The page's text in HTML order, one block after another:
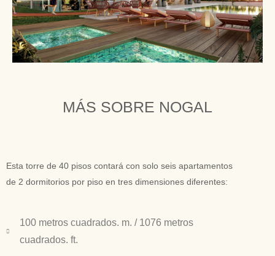
MÁS SOBRE NOGAL
Esta torre de 40 pisos contará con solo seis apartamentos
de 2 dormitorios por piso en tres dimensiones diferentes:
100 metros cuadrados. m. / 1076 metros
cuadrados. ft.